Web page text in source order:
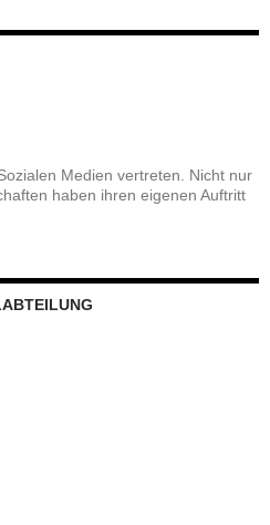
Medien vertreten. Nicht nur
haben ihren eigenen Auftritt